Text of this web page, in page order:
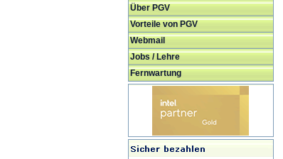
Über PGV
Vorteile von PGV
Webmail
Jobs / Lehre
Fernwartung